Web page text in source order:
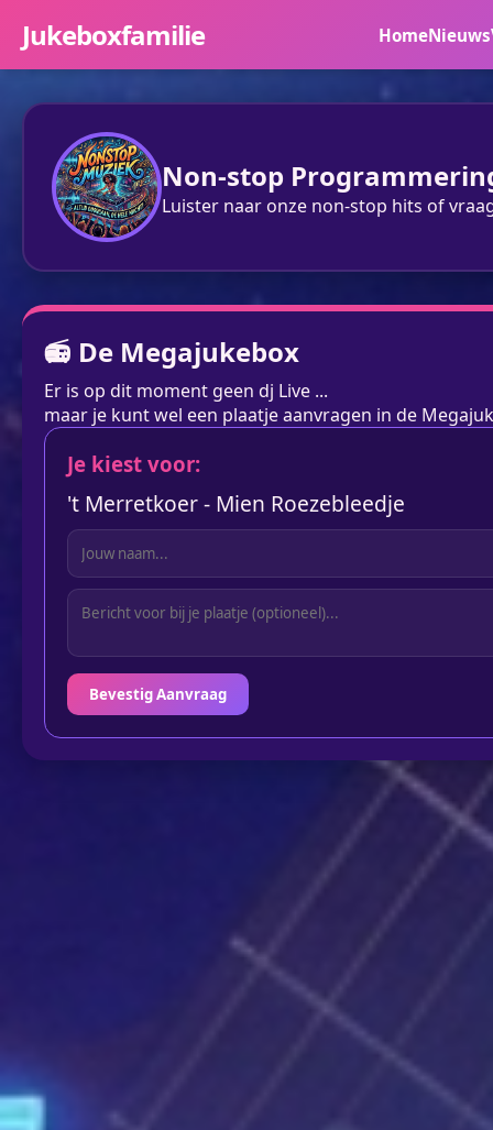
Jukeboxfamilie HomeNieuws
Non-stop
Luister naar onze non-stop hits of
📻 De Megajukebox
Er is op dit moment geen dj Live ...
maar je kunt wel een plaatje aanvragen in de
Je kiest voor:
't Merretkoer - Mien Roezebleedje
Bevestig Aanvraag